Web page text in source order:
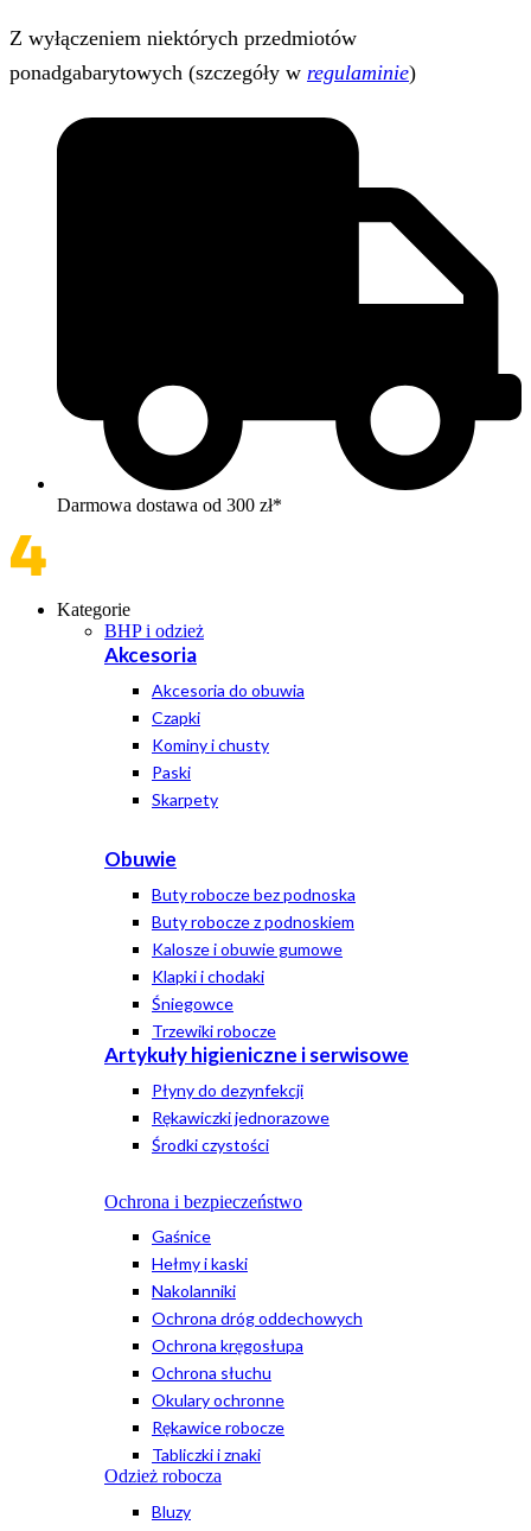
Z wyłączeniem niektórych przedmiotów
ponadgabarytowych (szczegóły w regulaminie)
Darmowa dostawa od 300 zł*
Kategorie
BHP i odzież
Akcesoria
Akcesoria do obuwia
Czapki
Kominy i chusty
Paski
Skarpety
Obuwie
Buty robocze bez podnoska
Buty robocze z podnoskiem
Kalosze i obuwie gumowe
Klapki i chodaki
Śniegowce
Trzewiki robocze
Artykuły higieniczne i serwisowe
Płyny do dezynfekcji
Rękawiczki jednorazowe
Środki czystości
Ochrona i bezpieczeństwo
Gaśnice
Hełmy i kaski
Nakolanniki
Ochrona dróg oddechowych
Ochrona kręgosłupa
Ochrona słuchu
Okulary ochronne
Rękawice robocze
Tabliczki i znaki
Odzież robocza
Bluzy